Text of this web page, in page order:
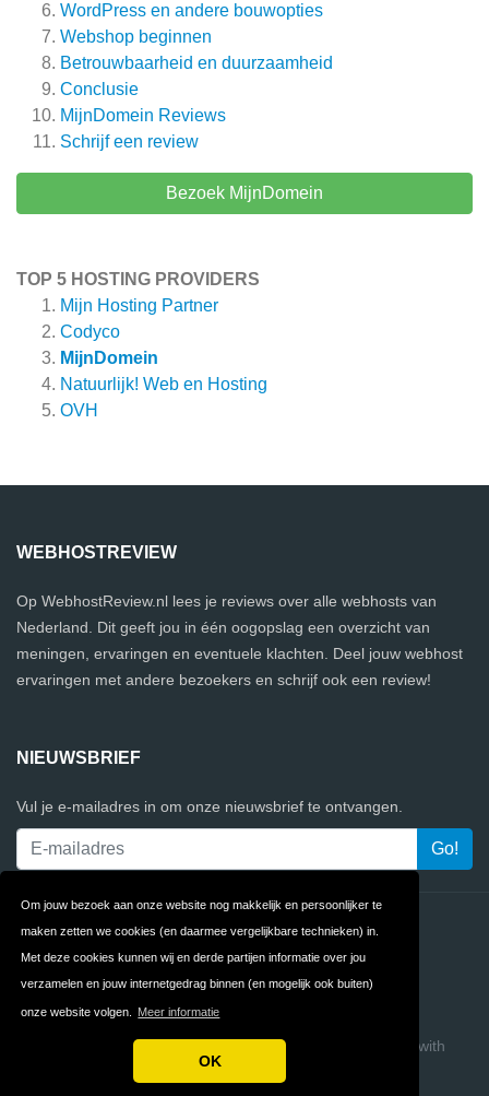
Om jouw bezoek aan onze website nog makkelijk en persoonlijker te
maken zetten we cookies (en daarmee vergelijkbare technieken) in.
Met deze cookies kunnen wij en derde partijen informatie over jou
verzamelen en jouw internetgedrag binnen (en mogelijk ook buiten)
onze website volgen. Meer informatie
OK
WordPress en andere bouwopties
Webshop beginnen
Betrouwbaarheid en duurzaamheid
Conclusie
MijnDomein Reviews
Schrijf een review
Bezoek MijnDomein
TOP 5 HOSTING PROVIDERS
Mijn Hosting Partner
Codyco
MijnDomein
Natuurlijk! Web en Hosting
OVH
WEBHOSTREVIEW
Op WebhostReview.nl lees je reviews over alle webhosts van
Nederland. Dit geeft jou in één oogopslag een overzicht van
meningen, ervaringen en eventuele klachten. Deel jouw webhost
ervaringen met andere bezoekers en schrijf ook een review!
NIEUWSBRIEF
Vul je e-mailadres in om onze nieuwsbrief te ontvangen.
Contact Privacy
Algemene FAQ
Copyright © 2026 WebhostReview
Build review sites with
ReviewTycoon